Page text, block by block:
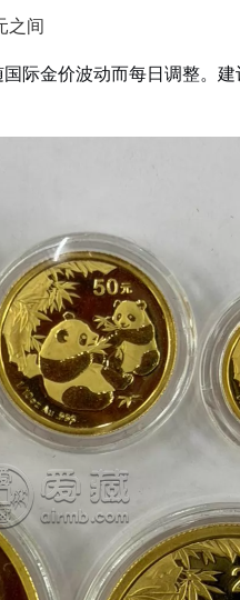
之间
际金价波动而每日调整。